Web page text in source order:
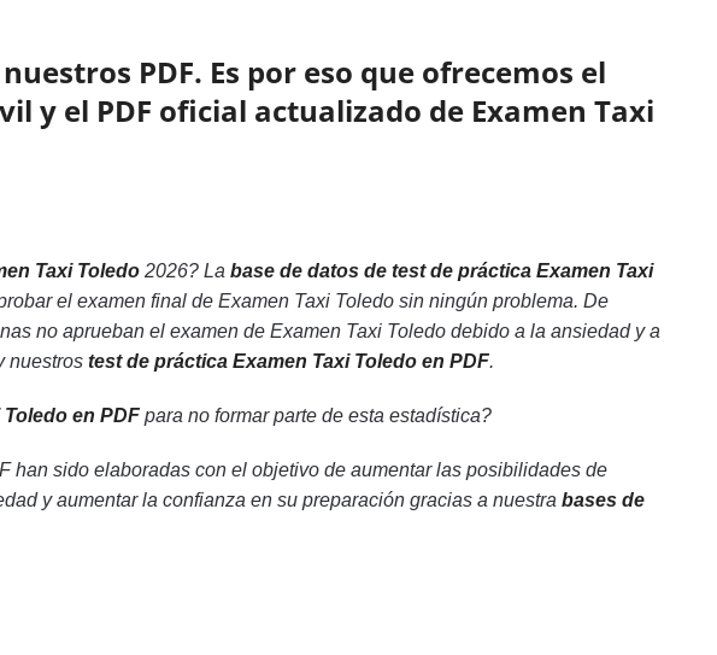
PDF. Es por eso que ofrecemos el
y el PDF oficial actualizado de Examen Taxi
Taxi Toledo2026? La base de datos de test de práctica Examen Taxi
el examen final de Examen Taxi Toledo sin ningún problema. De
no aprueban el examen de Examen Taxi Toledo debido a la ansiedad y a
nuestros test de práctica Examen Taxi Toledo en PDF.
en PDFpara no formar parte de esta estadística?
han sido elaboradas con el objetivo de aumentar las posibilidades de
y aumentar la confianza en su preparación gracias a nuestra bases de